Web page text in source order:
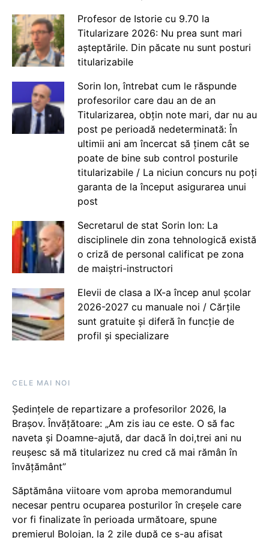
Profesor de Istorie cu 9.70 la
Titularizare 2026: Nu prea sunt mari
așteptările. Din păcate nu sunt posturi
titularizabile
Sorin Ion, întrebat cum le răspunde
profesorilor care dau an de an
Titularizarea, obțin note mari, dar nu au
post pe perioadă nedeterminată: În
ultimii ani am încercat să ținem cât se
poate de bine sub control posturile
titularizabile / La niciun concurs nu poți
garanta de la început asigurarea unui
post
Secretarul de stat Sorin Ion: La
disciplinele din zona tehnologică există
o criză de personal calificat pe zona
de maiștri-instructori
Elevii de clasa a IX-a încep anul școlar
2026-2027 cu manuale noi / Cărțile
sunt gratuite și diferă în funcție de
profil și specializare
CELE MAI NOI
Ședințele de repartizare a profesorilor 2026, la
Brașov. Învățătoare: „Am zis iau ce este. O să fac
naveta și Doamne-ajută, dar dacă în doi,trei ani nu
reușesc să mă titularizez nu cred că mai rămân în
învățământ”
Săptămâna viitoare vom aproba memorandumul
necesar pentru ocuparea posturilor în creșele care
vor fi finalizate în perioada următoare, spune
premierul Bolojan, la 2 zile după ce s-au afișat